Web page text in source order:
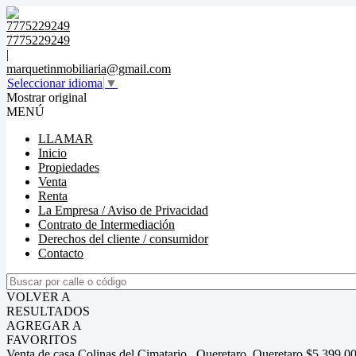
7775229249
7775229249
|
marquetinmobiliaria@gmail.com
Seleccionar idioma ▼
Mostrar original
MENÚ
LLAMAR
Inicio
Propiedades
Venta
Renta
La Empresa / Aviso de Privacidad
Contrato de Intermediación
Derechos del cliente / consumidor
Contacto
VOLVER A
RESULTADOS
AGREGAR A
FAVORITOS